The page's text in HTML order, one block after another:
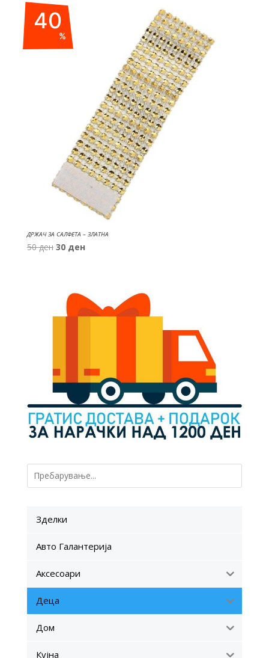
was:
270 ден.
40
%
ДРЖАЧ ЗА САЛФЕТА – ЗЛАТНА
50ден Original
30 денCurrent
Зделки
Авто Галантерија
Аксесоари
Деца
Дом
Кујна